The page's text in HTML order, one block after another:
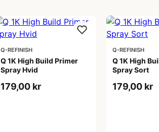
Q-REFINISH
Q 1K High Build Primer
Spray Hvid
179,00 kr
Q-REFINISH
Q 1K High
Spray Sort
179,00 kr